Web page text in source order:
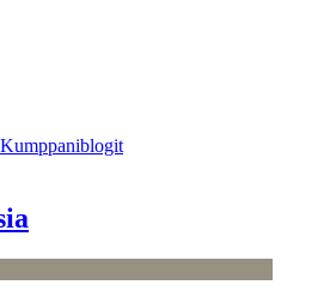
Kumppaniblogit